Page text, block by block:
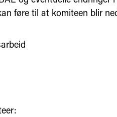
føre til at komiteen blir